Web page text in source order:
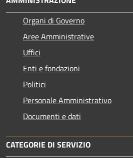
Organi di Governo
Aree Amministrative
Uffici
Enti e fondazioni
Politici
Personale Amministrativo
Documenti e dati
CATEGORIE DI SERVIZIO